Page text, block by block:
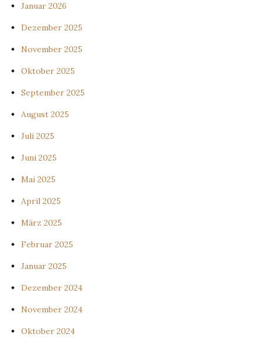
Januar 2026
Dezember 2025
November 2025
Oktober 2025
September 2025
August 2025
Juli 2025
Juni 2025
Mai 2025
April 2025
März 2025
Februar 2025
Januar 2025
Dezember 2024
November 2024
Oktober 2024